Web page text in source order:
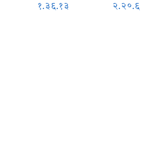
१.३६.१३
२.२०.६